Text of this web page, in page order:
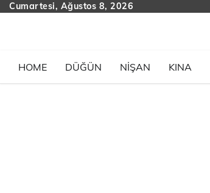
SkipCumartesi, Ağustos 8, 2026
HOME
DÜĞÜN NIŞAN KINA